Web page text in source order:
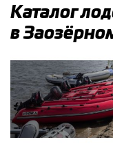
Каталог
в